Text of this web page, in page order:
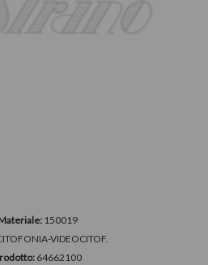
150019
VIDEOCITOF.
64662100